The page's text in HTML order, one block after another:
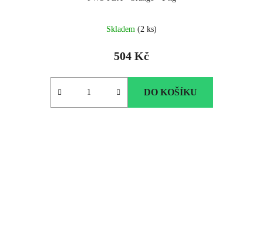
Skladem (2 ks)
504 Kč
DO KOŠÍKU